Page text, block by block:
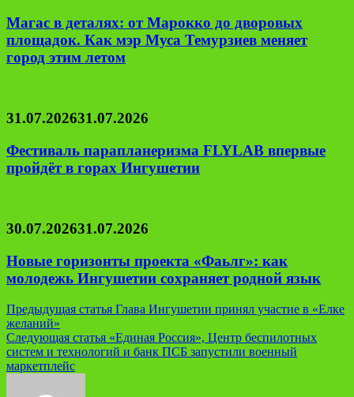
Магас в деталях: от Марокко до дворовых
площадок. Как мэр Муса Темурзиев меняет
город этим летом
31.07.202631.07.2026
Фестиваль парапланеризма FLYLAB впервые
пройдёт в горах Ингушетии
30.07.202631.07.2026
Новые горизонты проекта «Фаьлг»: как
молодежь Ингушетии сохраняет родной язык
Навигация
по
записям
Предыдущая статья Глава Ингушетии принял участие в «Елке
желаний»
Следующая статья «Единая Россия», Центр беспилотных
систем и технологий и банк ПСБ запустили военный
маркетплейс